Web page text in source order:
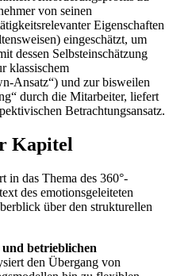
von seinen
Eigenschaften
eingeschätzt, um
dessen Selbsteinschätzung
klassischem
Ansatz“) und zur bisweilen
durch die Mitarbeiter, liefert
Betrachtungsansatz.
Kapitel
in das Thema des 360°-
des emotionsgeleiteten
über den strukturellen
betrieblichen
den Übergang von